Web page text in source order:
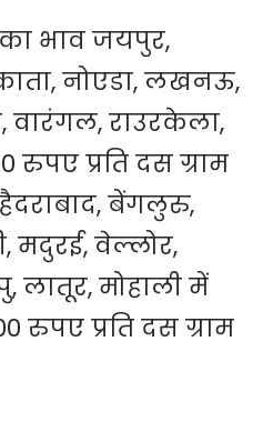
भाव जयपुर,
नोएडा, लखनऊ,
राउरकेला,
रुपए प्रति दस ग्राम
बेंगलुरु,
मदुरई, वेल्लोर,
लातूर, मोहाली में
रुपए प्रति दस ग्राम